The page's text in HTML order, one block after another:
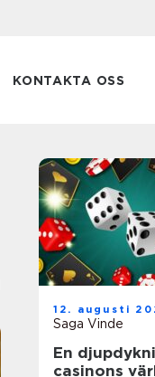
KONTAKTA OSS
12. augusti
Saga Vinde
En
casinons